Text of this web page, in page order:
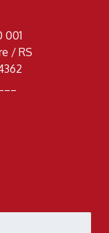
001
/ RS